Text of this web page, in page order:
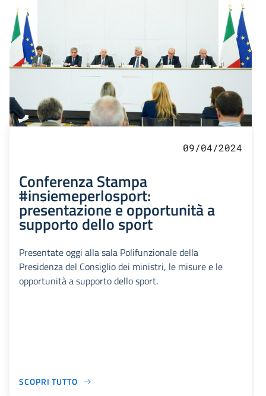
09/04/2024
Conferenza Stampa
#insiemeperlosport:
presentazione e opportunità a
supporto dello sport
Presentate oggi alla sala Polifunzionale della
Presidenza del Consiglio dei ministri, le misure e le
opportunità a supporto dello sport.
SCOPRI TUTTO